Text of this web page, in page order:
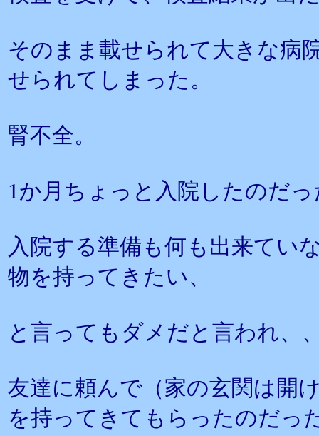
そのまま載せられて大きな病
せられてしまった。
腎不全。
1か月ちょっと入院したのだっ
入院する準備も何も出来てい
物を持ってきたい、
と言ってもダメだと言われ、
友達に頼んで（家の玄関は開
を持ってきてもらったのだっ